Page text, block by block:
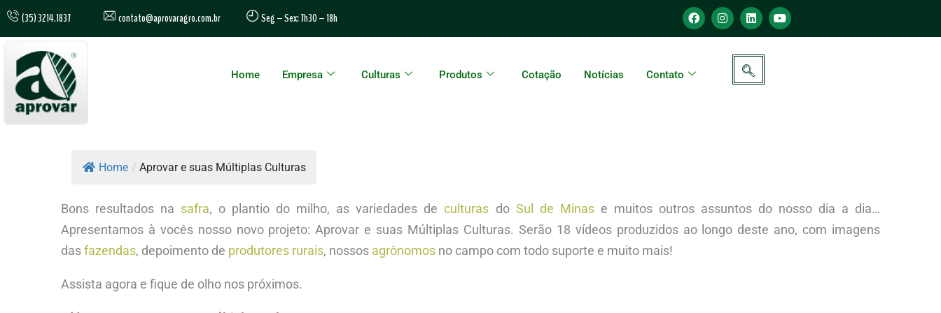
(35) 3214.1837 contato@aprovaragro.com.br Seg – Sex: 7h30 – 18h
Home Empresa Culturas Produtos Cotação Notícias Contato
Home / Aprovar e suas Múltiplas Culturas
Bons resultados na safra, o plantio do milho, as variedades deculturas do Sul de Minase muitos outros assuntos do nosso dia a dia…
Apresentamos à vocês nosso novo projeto: Aprovar e suas Múltiplas Culturas. Serão 18 vídeos produzidos ao longo deste ano, com imagens
dasfazendas, depoimento de produtores rurais, nossos agrônomos no campo com todo suporte e muito mais!
Assista agora e fique de olho nos próximos.